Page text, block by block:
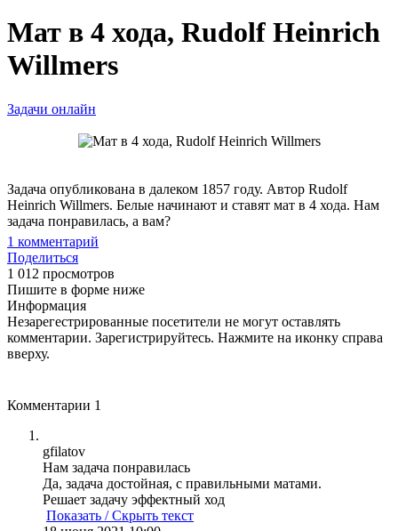
Мат в 4 хода, Rudolf Heinrich
Willmers
Задачи онлайн
Задача опубликована в далеком 1857 году. Автор Rudolf
Heinrich Willmers. Белые начинают и ставят мат в 4 хода. Нам
задача понравилась, а вам?
1 комментарий
Поделиться
1 012 просмотров
Пишите в форме ниже
Информация
Незарегестрированные посетители не могут оставлять
комментарии. Зарегистрируйтесь. Нажмите на иконку справа
вверху.
Комментарии 1
gfilatov
Нам задача понравилась
Да, задача достойная, с правильными матами.
Решает задачу эффектный ход
Показать / Скрыть текст